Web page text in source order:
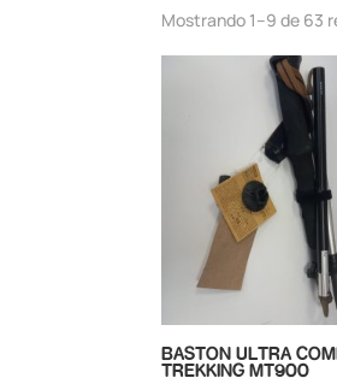
Mostrando 1–9 de 63
BASTON ULTRA
TREKKING MT900